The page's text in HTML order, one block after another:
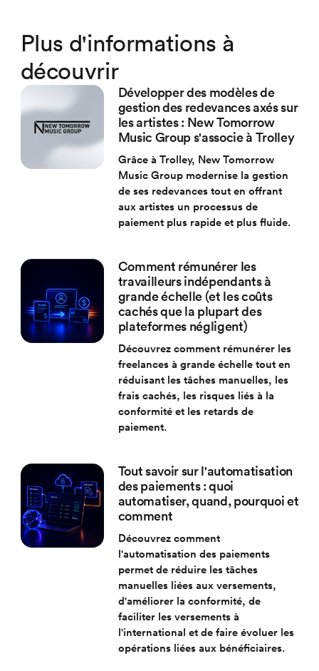
Plus d'informations à
découvrir
Développer des modèles de
gestion des redevances axés sur
les artistes : New Tomorrow
Music Group s'associe à Trolley
Grâce à Trolley, New Tomorrow
Music Group modernise la gestion
de ses redevances tout en offrant
aux artistes un processus de
paiement plus rapide et plus fluide.
Comment rémunérer les
travailleurs indépendants à
grande échelle (et les coûts
cachés que la plupart des
plateformes négligent)
Découvrez comment rémunérer les
freelances à grande échelle tout en
réduisant les tâches manuelles, les
frais cachés, les risques liés à la
conformité et les retards de
paiement.
Tout savoir sur l'automatisation
des paiements : quoi
automatiser, quand, pourquoi et
comment
Découvrez comment
l'automatisation des paiements
permet de réduire les tâches
manuelles liées aux versements,
d'améliorer la conformité, de
faciliter les versements à
l'international et de faire évoluer les
opérations liées aux bénéficiaires.